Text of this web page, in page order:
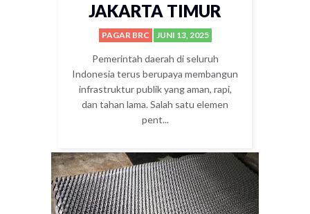
JAKARTA TIMUR
PAGAR BRC JUNI 13, 2025
Pemerintah daerah di seluruh
Indonesia terus berupaya membangun
infrastruktur publik yang aman, rapi,
dan tahan lama. Salah satu elemen
pent...